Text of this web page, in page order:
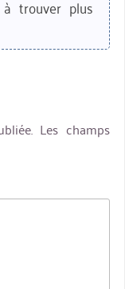
trouver plus
Les champs